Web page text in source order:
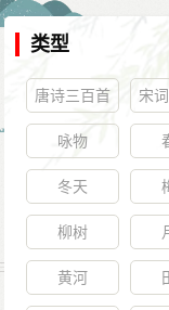
类型
唐诗三百首 宋
咏物
冬天
柳树
黄河